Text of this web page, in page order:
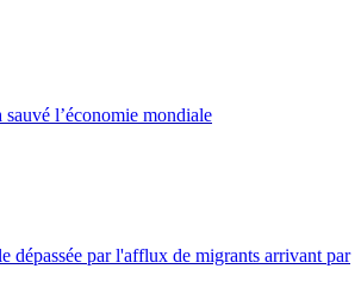
l’économie mondiale
dépassée par l'afflux de migrants arrivant par